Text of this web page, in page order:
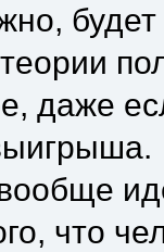
даже
что